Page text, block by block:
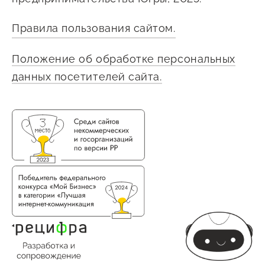
О фонде
Общая информация
Органы управления и надзора
Документы
Контакты
Вакансии
Правила пользования сайтом.
Положение об обработке персональных
данных посетителей сайта.